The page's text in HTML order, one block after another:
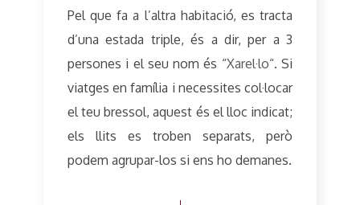
Pel que fa a l’altra habitació, es tracta
d’una estada triple, és a dir, per a 3
persones i el seu nom és “Xarel·lo“. Si
viatges en família i necessites col·locar
el teu bressol, aquest és el lloc indicat;
els llits es troben separats, però
podem agrupar-los si ens ho demanes.